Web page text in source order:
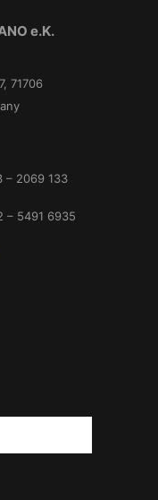
e.K.
71706
– 2069 133
– 5491 6935